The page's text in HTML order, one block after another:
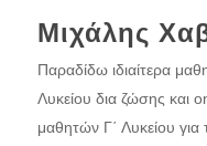
Μιχάλης
Παραδίδω ιδιαίτερα
Λυκείου δια ζώσης και
μαθητών Γ΄ Λυκείου για